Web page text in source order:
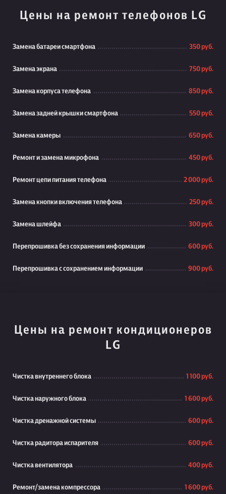
Цены на ремонт телефонов LG
Замена батареи смартфона 350 руб.
Замена экрана 750 руб.
Замена корпуса телефона 850 руб.
Замена задней крышки смартфона 550 руб.
Замена камеры 650 руб.
Ремонт и замена микрофона 450 руб.
Ремонт цепи питания телефона 2 000 руб.
Замена кнопки включения телефона 250 руб.
Замена шлейфа 300 руб.
Перепрошивка без сохранения информации 600 руб.
Перепрошивка с сохранением информации 900 руб.
Цены на ремонт кондиционеров
LG
Чистка внутреннего блока 1 100 руб.
Чистка наружного блока 1 600 руб.
Чистка дренажной системы 600 руб.
Чистка радитора испарителя 600 руб.
Чистка вентилятора 400 руб.
Ремонт/замена компрессора 1 600 руб.